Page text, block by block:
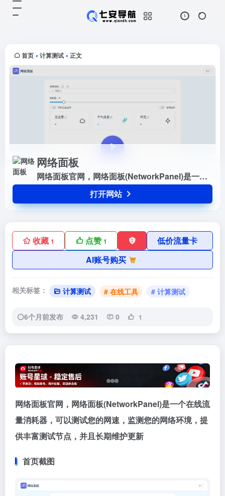
首页 • 计算测试 • 正文
网络面板
网络面板官网，网络面板(NetworkPanel)是一个在线流量消耗器，可以测试您的网速，监测您的网络环境，提供丰富测试节点，并且长期维护更新
打开网站
收藏 1 点赞1
低价流量卡
AI账号购买
相关标签： 计算测试 # 在线工具 # 计算测试
6个月前发布 4,231 0 1
耗器，可以测试您的网速，监测您的
网络环境，提供丰富测试节点，并且
长期维护更新
网络面板官网，网络面板(NetworkPanel)是一个在线流
量消耗器，可以测试您的网速，监测您的网络环境，提
供丰富测试节点，并且长期维护更新
首页截图